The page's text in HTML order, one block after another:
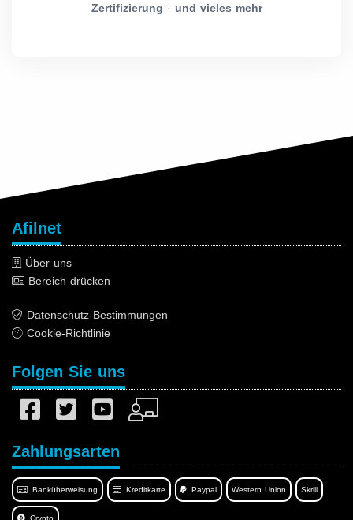
Zertifizierung · und vieles mehr
Afilnet
Über uns
Bereich drücken
Datenschutz-Bestimmungen
Cookie-Richtlinie
Folgen Sie uns
Zahlungsarten
Banküberweisung Kreditkarte Paypal Western Union Skrill
Crypto